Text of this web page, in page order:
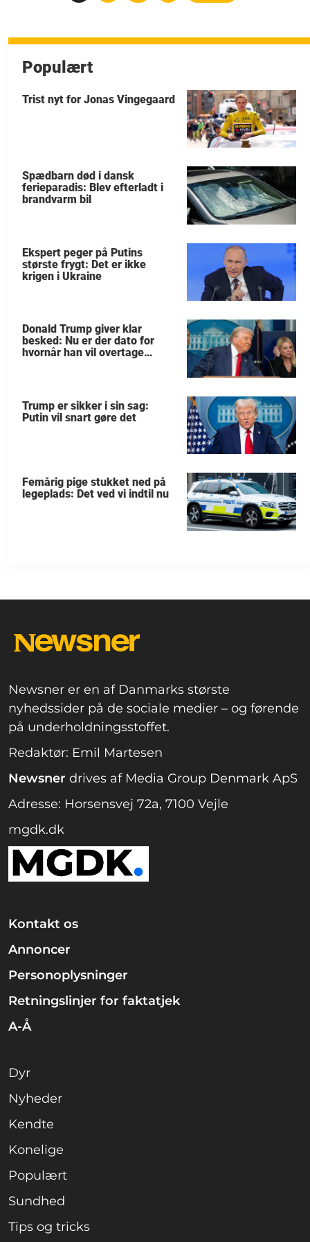
Populært
Trist nyt for Jonas Vingegaard
Spædbarn død i dansk
ferieparadis: Blev efterladt i
brandvarm bil
Ekspert peger på Putins
største frygt: Det er ikke
krigen i Ukraine
Donald Trump giver klar
besked: Nu er der dato for
hvornår han vil overtage
Trump er sikker i sin sag:
Putin vil snart gøre det
Femårig pige stukket ned på
legeplads: Det ved vi indtil nu
Newsner er en af Danmarks største
nyhedssider på de sociale medier – og førende
på underholdningsstoffet.
Redaktør: Emil Martesen
Newsner drives af Media Group Denmark ApS
Adresse: Horsensvej 72a, 7100 Vejle
mgdk.dk
Kontakt os
Annoncer
Personoplysninger
Retningslinjer for faktatjek
A-Å
Dyr
Nyheder
Kendte
Konelige
Populært
Sundhed
Tips og tricks